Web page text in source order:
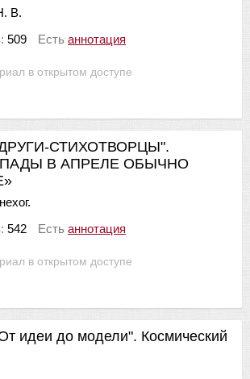
в открытом доступе
В.
509 Есть аннотация
в открытом доступе
СТИХОТВОРЦЫ".
В АПРЕЛЕ ОБЫЧНО
542 Есть аннотация
идеи до модели". Космический